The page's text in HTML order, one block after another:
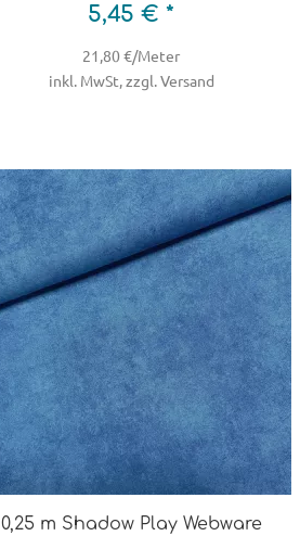
5,45 € *
21,80 €/Meter
inkl. MwSt, zzgl. Versand
0,25 m Shadow Play Webware